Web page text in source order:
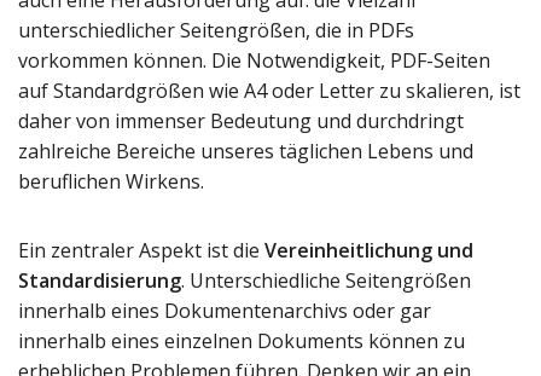
unterschiedlicher Seitengrößen, die in PDFs
vorkommen können. Die Notwendigkeit, PDF-Seiten
auf Standardgrößen wie A4 oder Letter zu skalieren, ist
daher von immenser Bedeutung und durchdringt
zahlreiche Bereiche unseres täglichen Lebens und
beruflichen Wirkens.
Ein zentraler Aspekt ist die Vereinheitlichung und
Standardisierung. Unterschiedliche Seitengrößen
innerhalb eines Dokumentenarchivs oder gar
innerhalb eines einzelnen Dokuments können zu